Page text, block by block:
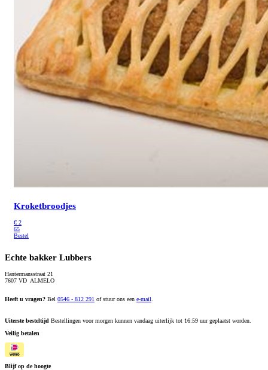
Kroketbroodjes
€ 2
65
Bestel
Echte bakker Lubbers
Hantermansstraat 21
7607 VD ALMELO
Heeft u vragen? Bel 0546 - 812 291 of stuur ons een e-mail
Uiterste besteltijd Bestellingen voor morgen kunnen vandaag uiterlijk tot 16:59 uur geplaatst worden.
Veilig betalen
Blijf op de hoogte